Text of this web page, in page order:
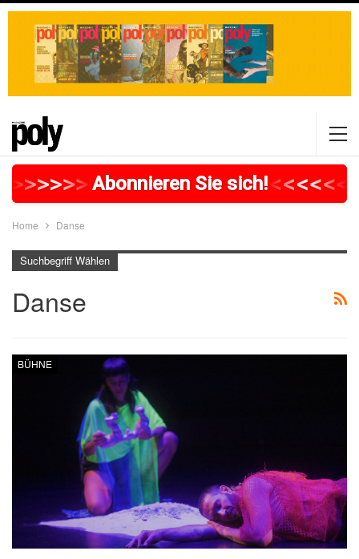
>>>>>>>>>>>>>>>>>
Abonnieren Sie sich!<<<<<<
Home Danse
Suchbegriff Wählen
Danse
BÜHNE